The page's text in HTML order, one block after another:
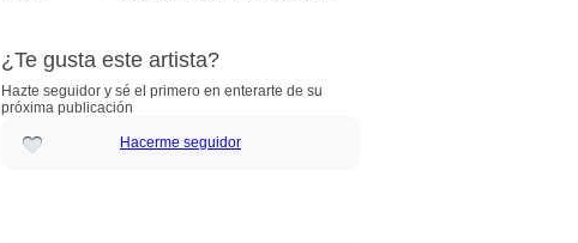
¿Te gusta este artista?
Hazte seguidor y sé el primero en enterarte de su
próxima publicación
Hacerme seguidor